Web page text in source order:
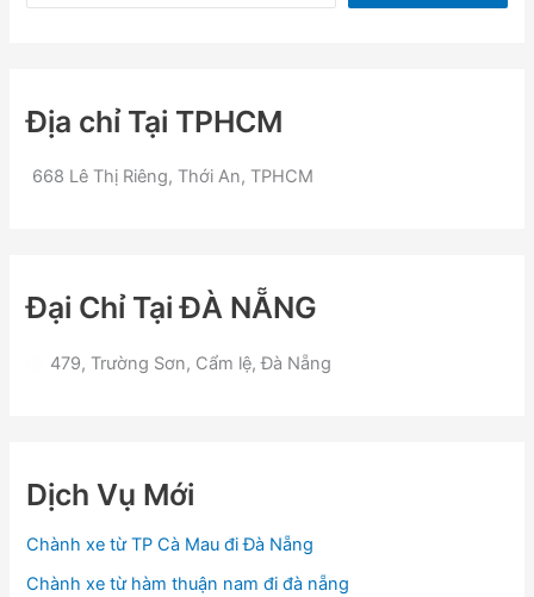
Địa chỉ Tại TPHCM
668 Lê Thị Riêng, Thới An, TPHCM
Đại Chỉ Tại ĐÀ NẴNG
479, Trường Sơn, Cẩm lệ, Đà Nẵng
Dịch Vụ Mới
Chành xe từ TP Cà Mau đi Đà Nẵng
Chành xe từ hàm thuận nam đi đà nẵng